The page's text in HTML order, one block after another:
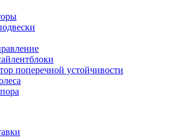
поперечной устойчивости